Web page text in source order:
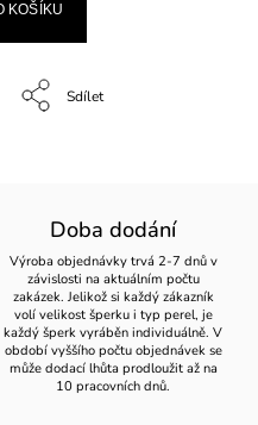
KOŠÍKU
Sdílet
Doba dodání
Výroba objednávky trvá 2-7 dnů v
závislosti na aktuálním počtu
zakázek. Jelikož si každý zákazník
volí velikost šperku i typ perel, je
každý šperk vyráběn individuálně. V
období vyššího počtu objednávek se
může dodací lhůta prodloužit až na
10 pracovních dnů.